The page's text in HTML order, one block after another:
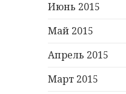
Июнь 2015
Май 2015
Апрель 2015
Март 2015